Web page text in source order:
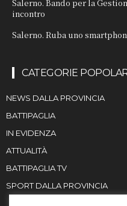
Salerno. Bando per la
incontro
Salerno. Ruba uno
CATEGORIE
NEWS DALLA PROVINCIA
BATTIPAGLIA
IN EVIDENZA
ATTUALITÀ
BATTIPAGLIA TV
SPORT DALLA PROVINCIA